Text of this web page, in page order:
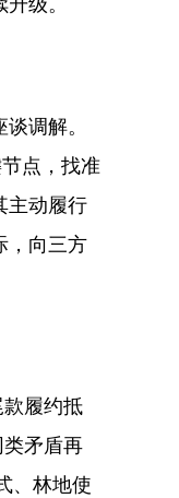
级。
调解。
点，找准
主动履行
，向三方
履约抵
矛盾再
、林地使